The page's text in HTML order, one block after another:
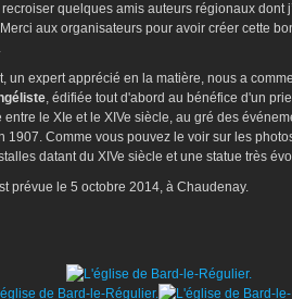
quelques amis auteurs régionaux dont
aux organisateurs pour avoir créer cette
un expert apprécié en la matière, nous a
, édifiée tout d'abord au bénéfice d'un
le XIe et le XIVe siècle, au gré des
1907. Comme vous pouvez le voir sur les
datant du XIVe siècle et une statue très
prévue le 5 octobre 2014, à Chaudenay.